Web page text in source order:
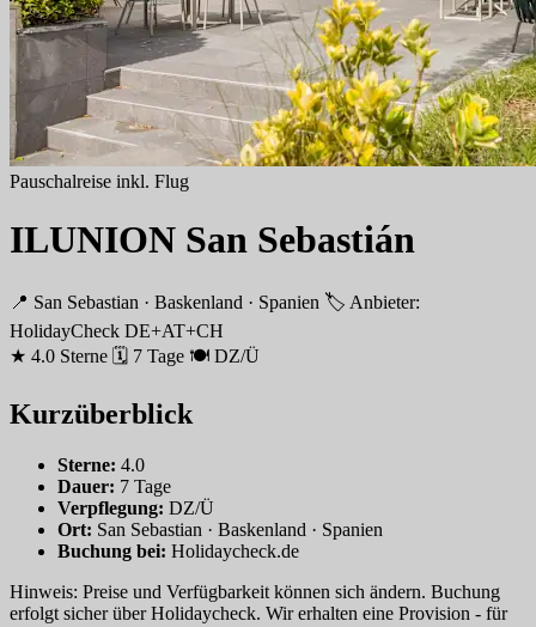
Pauschalreise inkl. Flug
ILUNION San Sebastián
📍 San Sebastian · Baskenland · Spanien 🏷 Anbieter:
HolidayCheck DE+AT+CH
★ 4.0 Sterne 🗓 7 Tage 🍽 DZ/Ü
Kurzüberblick
Sterne: 4.0
Dauer: 7 Tage
Verpflegung: DZ/Ü
Ort: San Sebastian · Baskenland · Spanien
Buchung bei: Holidaycheck.de
Hinweis: Preise und Verfügbarkeit können sich ändern. Buchung
erfolgt sicher über Holidaycheck. Wir erhalten eine Provision - für